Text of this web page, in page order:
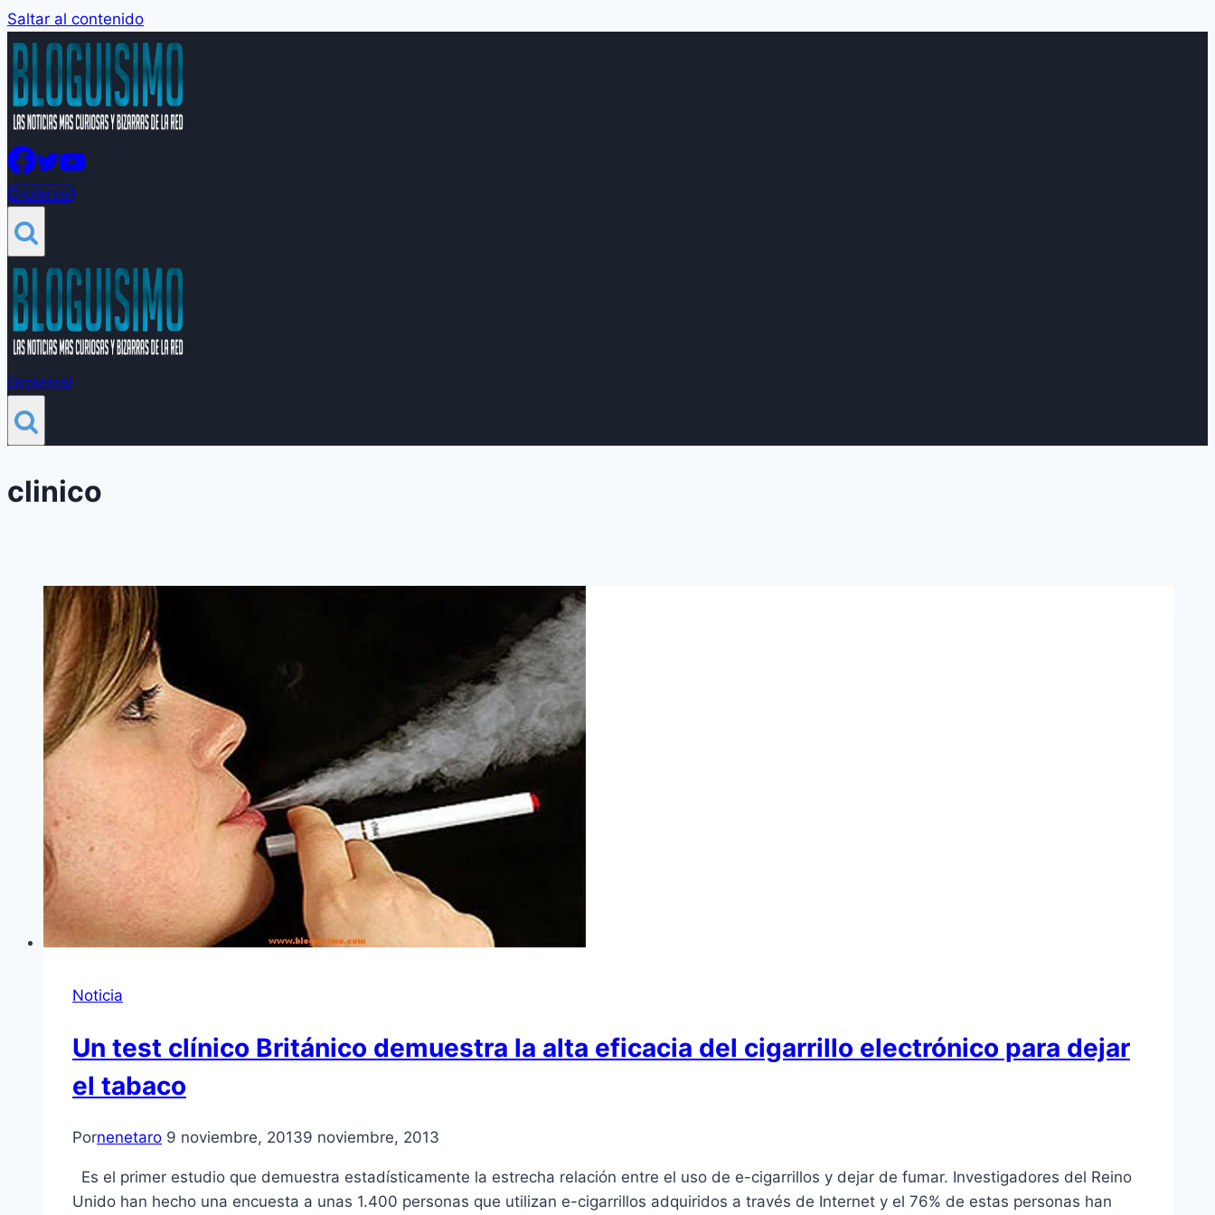
Saltar al contenido
Groleros!
Groleros!
clinico
Noticia
Un test clínico Británico demuestra la alta eficacia del cigarrillo electrónico para dejar
el tabaco
Pornenetaro 9 noviembre, 20139 noviembre, 2013
Es el primer estudio que demuestra estadísticamente la estrecha relación entre el uso de e-cigarrillos y dejar de fumar. Investigadores del Reino
Unido han hecho una encuesta a unas 1.400 personas que utilizan e-cigarrillos adquiridos a través de Internet y el 76% de estas personas han